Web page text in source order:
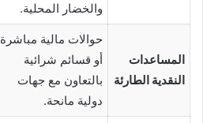
والخضار المحلية.
المساعدات
النقدية الطارئة
حوالات مالية مباشرة
أو قسائم شرائية
بالتعاون مع جهات
دولية مانحة.